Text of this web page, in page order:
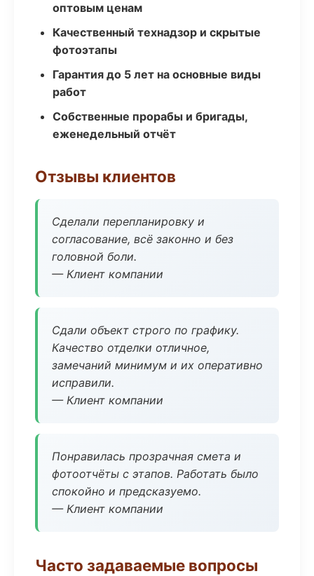
оптовым ценам
Качественный технадзор и скрытые
фотоэтапы
Гарантия до 5 лет на основные виды
работ
Собственные прорабы и бригады,
еженедельный отчёт
Отзывы клиентов
Сделали перепланировку и
согласование, всё законно и без
головной боли.
— Клиент компании
Сдали объект строго по графику.
Качество отделки отличное,
замечаний минимум и их оперативно
исправили.
— Клиент компании
Понравилась прозрачная смета и
фотоотчёты с этапов. Работать было
спокойно и предсказуемо.
— Клиент компании
Часто задаваемые вопросы